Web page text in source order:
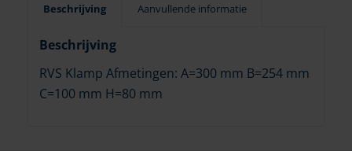
Beschrijving Aanvullende informatie
Beschrijving
RVS Klamp Afmetingen: A=300 mm B=254 mm
C=100 mm H=80 mm